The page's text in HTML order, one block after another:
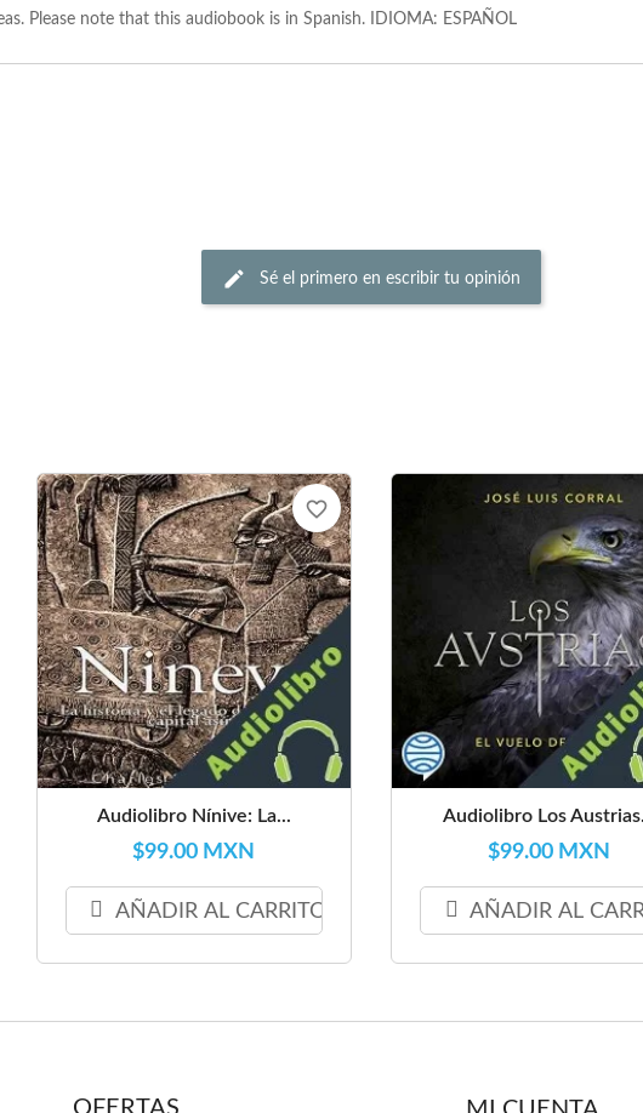
Please note that this audiobook is in Spanish. IDIOMA: ESPAÑOL
Sé el primero en escribir tu opinión
Audiolibro Nínive: La...
$99.00 MXN
AÑADIR AL CARRITO
favorite_border
Audiolibro Los
$99.00 MXN
AÑADIR AL
OFERTAS